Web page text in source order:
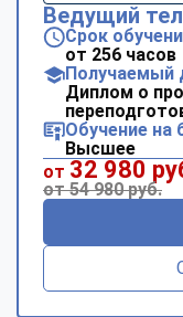
Ведущий
Срок
от 256 часов
Получаемый
Диплом о
Обучение на
Высшее
от 32 980
от 54 980 руб.